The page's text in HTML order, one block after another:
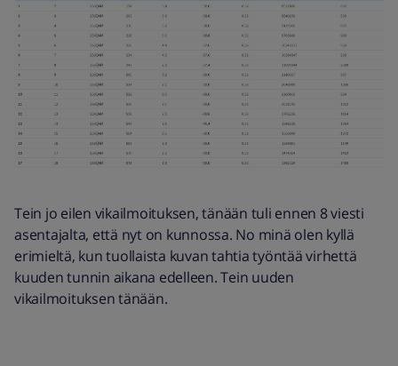
Tein jo eilen vikailmoituksen, tänään tuli ennen 8 viesti
asentajalta, että nyt on kunnossa. No minä olen kyllä
erimieltä, kun tuollaista kuvan tahtia työntää virhettä
kuuden tunnin aikana edelleen. Tein uuden
vikailmoituksen tänään.